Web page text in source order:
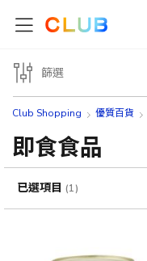
Club Shopping 優質百貨
即食食品
篩選
已選項目